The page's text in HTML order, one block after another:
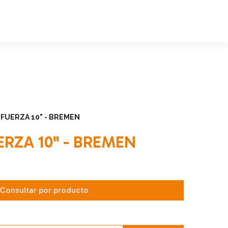
10" - BREMEN
10" - BREMEN
Consultar por producto